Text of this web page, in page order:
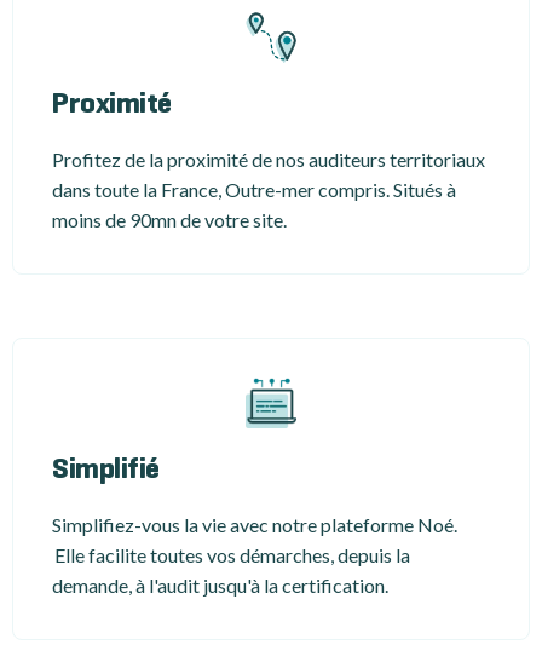
Proximité
Profitez de la proximité de nos auditeurs territoriaux
dans toute la France, Outre-mer compris. Situés à
moins de 90mn de votre site.
Simplifié
Simplifiez-vous la vie avec notre plateforme Noé.
Elle facilite toutes vos démarches, depuis la
demande, à l'audit jusqu'à la certification.